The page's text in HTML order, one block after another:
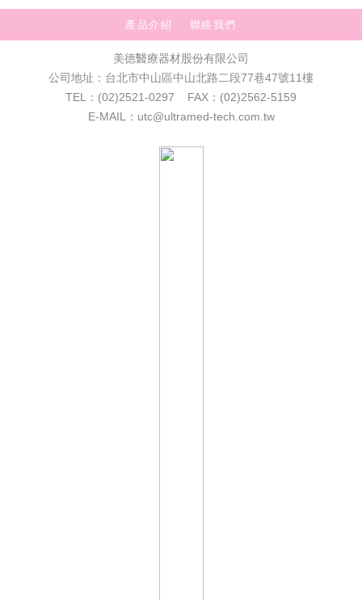
產品介紹 聯絡我們
美德醫療器材股份有限公司
公司地址：台北市中山區中山北路二段77巷47號11樓
TEL：(02)2521-0297 FAX：(02)2562-5159
E-MAIL：utc@ultramed-tech.com.tw